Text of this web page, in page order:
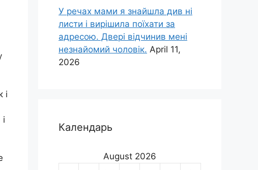
і
У речах мами я знайшла див ні
листи і вирішила поїхати за
адресою. Двері відчинив мені
незнайомий чоловік. April 11,
2026
Календарь
August 2026